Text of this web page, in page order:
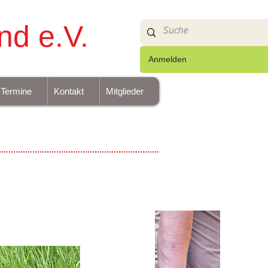
e.V.
Anmelden
Termine Kontakt Mitglieder